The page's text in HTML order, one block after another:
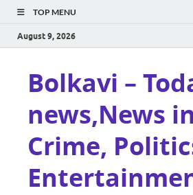
TOP MENU
August 9, 2026
Bolkavi –
news,News
Crime,